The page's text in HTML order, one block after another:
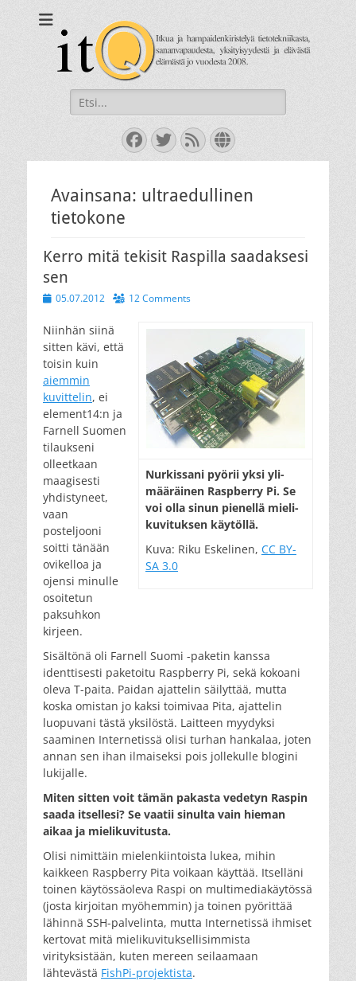
Itkua ja hammastenkiristelyä jo vuodesta 2008.
Search
for:
Facebook
Twitter
FeedWebsite
Avainsana: ultraedullinen
tietokone
Kerro mitä tekisit Raspilla saadaksesi
sen
Posted
05.07.2012 12 Comments
Nur­kis­sa­ni pyö­rii yk­si yli­
mää­räi­nen Rasp­berry Pi. Se
voi ol­la si­nun pie­nel­lä mie­li­
ku­vi­tuk­sen käy­töl­lä.
Kuva: Riku Eskelinen, CC BY-
SA 3.0
Niinhän siinä
sitten kävi, että
toisin kuin
aiemmin
kuvittelin, ei
element14:n ja
Farnell Suomen
tilaukseni
olleetkaan
maagisesti
yhdistyneet,
vaan
posteljooni
soitti tänään
ovikelloa ja
ojensi minulle
osoitetun
paksuhkon
kirjeen.
Sisältönä oli Farnell Suomi -paketin kanssa
identtisesti paketoitu Raspberry Pi, sekä kokoani
oleva T-paita. Paidan ajattelin säilyttää, mutta
koska omistan jo kaksi toimivaa Pita, ajattelin
luopuvani tästä yksilöstä. Laitteen myydyksi
saaminen Internetissä olisi turhan hankalaa, joten
annan sen ihan ilmaiseksi pois jollekulle blogini
lukijalle.
Miten sitten voit tämän pakasta vedetyn Raspin
saada itsellesi? Se vaatii sinulta vain hieman
aikaa ja mielikuvitusta.
Olisi nimittäin mielenkiintoista lukea, mihin
kaikkeen Raspberry Pita voikaan käyttää. Itselläni
toinen käytössäoleva Raspi on multimediakäytössä
(josta kirjoitan myöhemmin) ja toinen pyörittää
lähinnä SSH-palvelinta, mutta Internetissä ihmiset
kertovat mitä mielikuvituksellisimmista
virityksistään, kuten mereen seilaamaan
lähtevästä FishPi-projektista.